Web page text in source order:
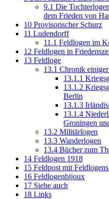
9.1 Die
dem Frieden von
10 Provisorischer Schurz
11 Ludendorff
11.1 Feldlogen im
12 Feldlogen in
13 Feldloge
13.1 Chronik
13.1.1
13.1.2
Berlin
13.1.3
13.1.4
Groningen
13.2 Militärlogen
13.3 Wanderlogen
13.4 Bücher zum
14 Feldlogen 1918
15 Feldpost mit
16 Feldlogenbijoux
17 Siehe auch
18 Links